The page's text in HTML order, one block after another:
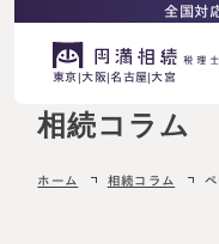
全国対
東京 大阪 名古屋 大宮
相続コラム
ホーム 相続コラム